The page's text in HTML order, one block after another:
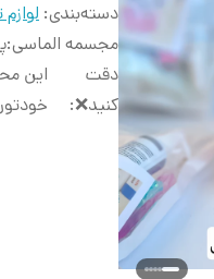
دسته‌بندی: لوازم
مجسمه الماسی:
دقت
کنید❌️:
این